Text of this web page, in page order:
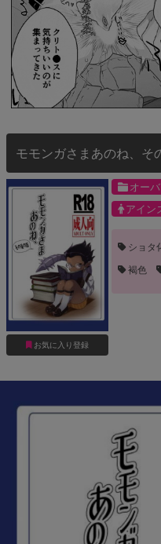
モモンガさまあのね、そ
お気に入り登録
オー
アイン
ショタ
褐色